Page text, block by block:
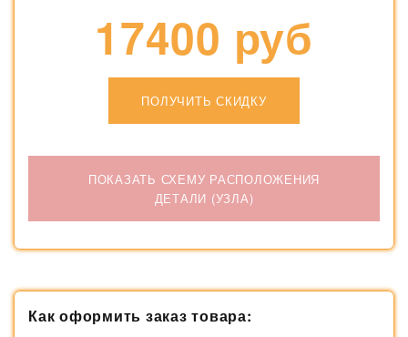
17400 руб
ПОЛУЧИТЬ СКИДКУ
ПОКАЗАТЬ СХЕМУ РАСПОЛОЖЕНИЯ
ДЕТАЛИ (УЗЛА)
Как оформить заказ товара: